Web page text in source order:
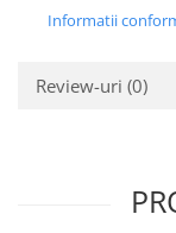
Informatii
Review-uri (0)